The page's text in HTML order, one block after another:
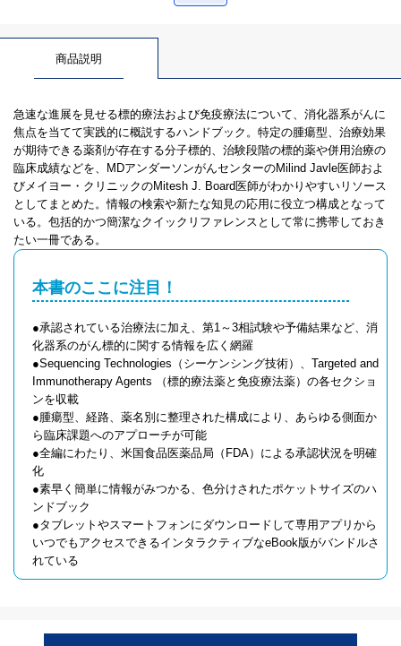
商品説明
急速な進展を見せる標的療法および免疫療法について、消化器系がんに
焦点を当てて実践的に概説するハンドブック。特定の腫瘍型、治療効果
が期待できる薬剤が存在する分子標的、治験段階の標的薬や併用治療の
臨床成績などを、MDアンダーソンがんセンターのMilind Javle医師およ
びメイヨー・クリニックのMitesh J. Board医師がわかりやすいリソース
としてまとめた。情報の検索や新たな知見の応用に役立つ構成となって
いる。包括的かつ簡潔なクイックリファレンスとして常に携帯しておき
たい一冊である。
本書のここに注目！
●承認されている治療法に加え、第1～3相試験や予備結果など、消
化器系のがん標的に関する情報を広く網羅
●Sequencing Technologies（シーケンシング技術）、Targeted and
Immunotherapy Agents （標的療法薬と免疫療法薬）の各セクショ
ンを収載
●腫瘍型、経路、薬名別に整理された構成により、あらゆる側面か
ら臨床課題へのアプローチが可能
●全編にわたり、米国食品医薬品局（FDA）による承認状況を明確
化
●素早く簡単に情報がみつかる、色分けされたポケットサイズのハ
ンドブック
●タブレットやスマートフォンにダウンロードして専用アプリから
いつでもアクセスできるインタラクティブなeBook版がバンドルさ
れている